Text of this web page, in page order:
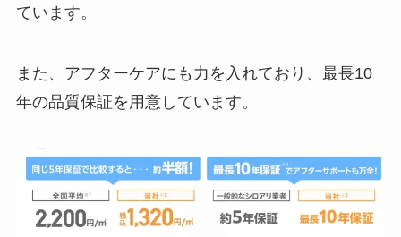
ています。
また、アフターケアにも力を入れており、最長10
年の品質保証を用意しています。